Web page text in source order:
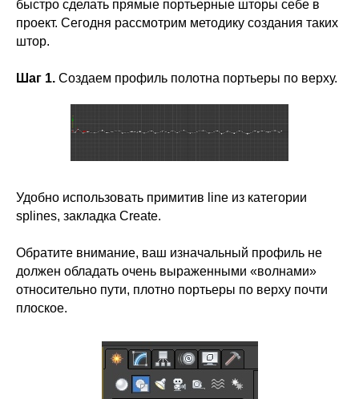
быстро сделать прямые портьерные шторы себе в
проект. Сегодня рассмотрим методику создания таких
штор.
Шаг 1. Создаем профиль полотна портьеры по верху.
Удобно использовать примитив line из категории
splines, закладка Create.
Обратите внимание, ваш изначальный профиль не
должен обладать очень выраженными «волнами»
относительно пути, плотно портьеры по верху почти
плоское.